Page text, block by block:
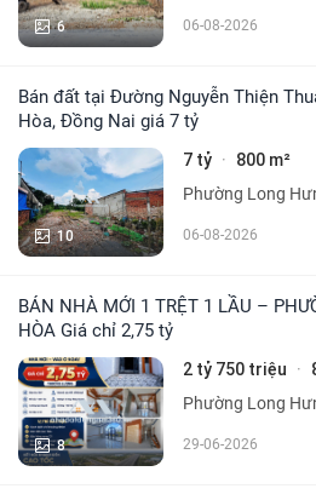
6 06-08-2026
Bán đất tại Đường Nguyễn Thiện Thuật, Phường An Hoà, Biên
Hòa, Đồng Nai giá 7 tỷ
10
7 tỷ · 800 m²
Phường Long
06-08-2026
BÁN NHÀ MỚI 1 TRỆT 1 LẦU – PHƯỜNG LONG HƯNG, BIÊN
HÒA Giá chỉ 2,75 tỷ
8
2 tỷ 750 triệu ·
Phường Long
29-06-2026